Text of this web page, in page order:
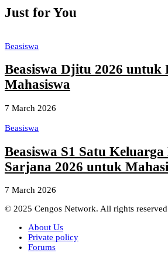
Just for You
Beasiswa
Beasiswa Djitu 2026 untuk
Mahasiswa
7 March 2026
Beasiswa
Beasiswa S1 Satu
Sarjana 2026 untuk
7 March 2026
© 2025 Cengos Network. All rights
About Us
Private policy
Forums